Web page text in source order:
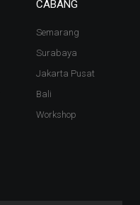
CABANG
Semarang
Surabaya
Jakarta Pusat
Bali
Workshop